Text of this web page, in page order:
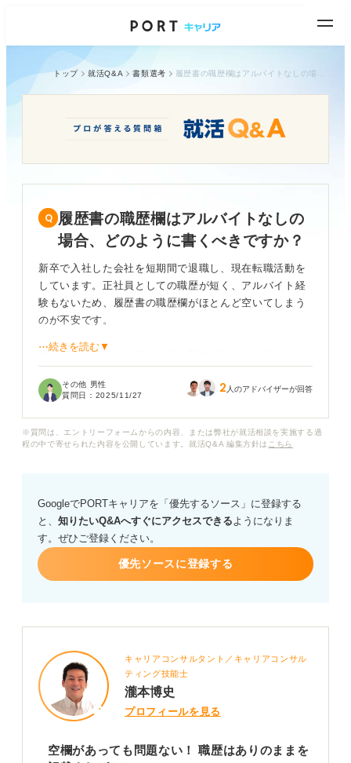
トップ 就活Q&A 書類選考
履歴書の職歴欄はアルバイトなしの
場合、どのように書くべきですか？
新卒で入社した会社を短期間で退職し、現在転職活動を
しています。正社員としての職歴が短く、アルバイト経
験もないため、履歴書の職歴欄がほとんど空いてしまう
のが不安です。
職歴欄が少ないことで、「すぐ辞めてしまうのでは」と
アルバイト経験がない場合、職歴欄にはどのように記載
また、面接で職歴が少ない理由を聞かれたときに、前向
⋯続きを読む▼
その他 男性
質問日： 2025/11/27 2 人のアドバイザーが回答
※質問は、エントリーフォームからの内容、または弊社が就活相談を実施する過
程の中で寄せられた内容を公開しています。就活Q&A 編集方針は こちら
GoogleでPORTキャリアを「優先するソース」に登録する
と、 知りたいQ&Aへすぐにアクセスできるようになりま
す。ぜひご登録ください。
優先ソースに登録する
キャリアコンサルタント／キャリアコンサル
ティング技能士
瀧本博史
プロフィールを見る
空欄があっても問題ない！ 職歴はありのままを